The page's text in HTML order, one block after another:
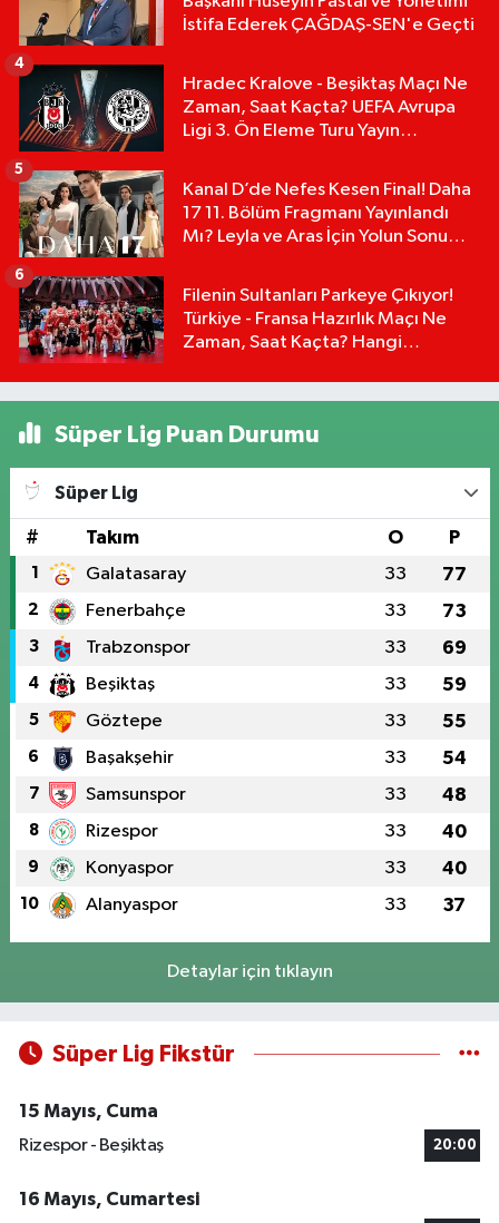
İstifa Ederek ÇAĞDAŞ-SEN'e Geçti
Hradec Kralove - Beşiktaş Maçı Ne
Zaman, Saat Kaçta? UEFA Avrupa
Ligi 3. Ön Eleme Turu Yayın
4
Kanal D’de Nefes Kesen Final! Daha
17 11. Bölüm Fragmanı Yayınlandı
Mı? Leyla ve Aras İçin Yolun Sonu
5
Filenin Sultanları Parkeye Çıkıyor!
Türkiye - Fransa Hazırlık Maçı Ne
Zaman, Saat Kaçta? Hangi
6
Süper Lig Puan Durumu
Süper Lig
# Takım O P
1 Galatasaray 33 77
2 Fenerbahçe 33 73
3 Trabzonspor 33 69
4 Beşiktaş 33 59
5 Göztepe 33 55
6 Başakşehir 33 54
7 Samsunspor 33 48
8 Rizespor 33 40
9 Konyaspor 33 40
10 Alanyaspor 33 37
Detaylar için tıklayın
Süper Lig Fikstür
15 Mayıs, Cuma
Rizespor - Beşiktaş
20:00
16 Mayıs, Cumartesi